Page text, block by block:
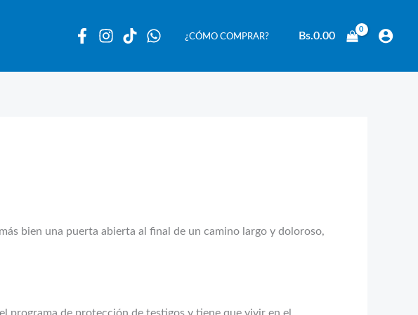
¿CÓMO COMPRAR? Bs.0.00
bien una puerta abierta al final de un camino largo y doloroso,